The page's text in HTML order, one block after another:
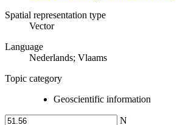
Spatial representation type
Vector
Language
Nederlands; Vlaams
Topic category
Geoscientific information
N